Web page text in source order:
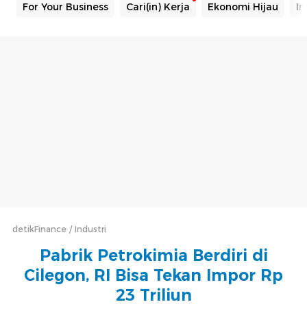
For Your Business Cari(in) Kerja Ekonomi Hijau
detikFinance Industri
Pabrik Petrokimia Berdiri di
Cilegon, RI Bisa Tekan Impor Rp
23 Triliun